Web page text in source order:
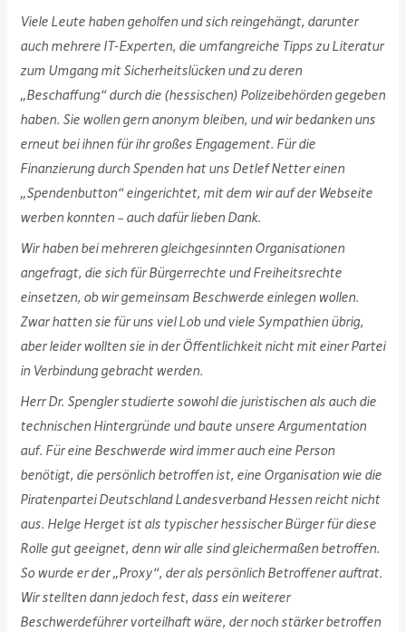
Viele Leute haben geholfen und sich reingehängt, darunter
auch mehrere IT-Experten, die umfangreiche Tipps zu Literatur
zum Umgang mit Sicherheitslücken und zu deren
„Beschaffung“ durch die (hessischen) Polizeibehörden gegeben
haben. Sie wollen gern anonym bleiben, und wir bedanken uns
erneut bei ihnen für ihr großes Engagement. Für die
Finanzierung durch Spenden hat uns Detlef Netter einen
„Spendenbutton“ eingerichtet, mit dem wir auf der Webseite
werben konnten – auch dafür lieben Dank.
Wir haben bei mehreren gleichgesinnten Organisationen
angefragt, die sich für Bürgerrechte und Freiheitsrechte
einsetzen, ob wir gemeinsam Beschwerde einlegen wollen.
Zwar hatten sie für uns viel Lob und viele Sympathien übrig,
aber leider wollten sie in der Öffentlichkeit nicht mit einer Partei
in Verbindung gebracht werden.
Herr Dr. Spengler studierte sowohl die juristischen als auch die
technischen Hintergründe und baute unsere Argumentation
auf. Für eine Beschwerde wird immer auch eine Person
benötigt, die persönlich betroffen ist, eine Organisation wie die
Piratenpartei Deutschland Landesverband Hessen reicht nicht
aus. Helge Herget ist als typischer hessischer Bürger für diese
Rolle gut geeignet, denn wir alle sind gleichermaßen betroffen.
So wurde er der „Proxy“, der als persönlich Betroffener auftrat.
Wir stellten dann jedoch fest, dass ein weiterer
Beschwerdeführer vorteilhaft wäre, der noch stärker betroffen